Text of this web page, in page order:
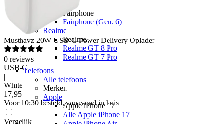
Fairphone
Fairphone (Gen. 6)
Realme
Realme
Realme GT 8 Pro
Realme GT 7 Pro
Telefoons
Alle telefoons
Merken
Apple
Apple iPhone 17
Alle Apple iPhone 17
Musthavz 20W USB-C Power Delivery Oplader
0 reviews
USB-C
|
White
17,95
Voor 10:30 besteld, vanavond in huis
Vergelijk